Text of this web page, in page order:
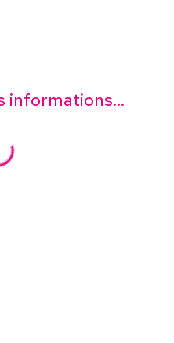
informations...